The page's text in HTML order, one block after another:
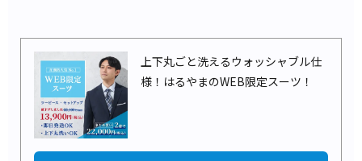
上下丸ごと洗えるウォッシャブル仕
様！はるやまのWEB限定スーツ！